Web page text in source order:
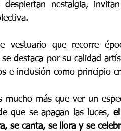
nostalgia,
vestuario que recorre
se destaca por su calidad
e inclusión como principio
mucho más que ver un
que se apagan las luces,
se canta, se llora y se